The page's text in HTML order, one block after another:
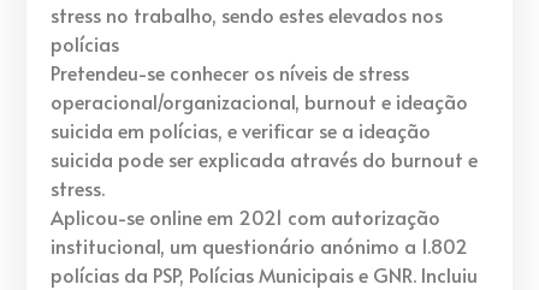
stress no trabalho, sendo estes elevados nos
polícias
Pretendeu-se conhecer os níveis de stress
operacional/organizacional, burnout e ideação
suicida em polícias, e verificar se a ideação
suicida pode ser explicada através do burnout e
stress.
Aplicou-se online em 2021 com autorização
institucional, um questionário anónimo a 1.802
polícias da PSP, Polícias Municipais e GNR. Incluiu